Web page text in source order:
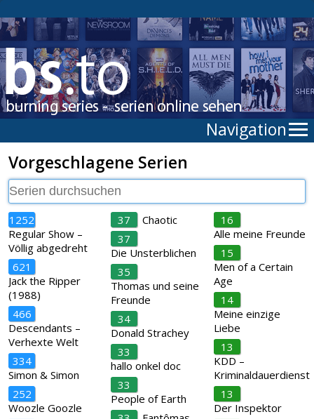
Navigation
Vorgeschlagene Serien
1252
Regular Show –
Völlig abgedreht
621
Jack the Ripper
(1988)
466
Descendants –
Verhexte Welt
334
Simon & Simon
252
Woozle Goozle
37
Chaotic
37
Die Unsterblichen
35
Thomas und seine
Freunde
34
Donald Strachey
33
hallo onkel doc
33
People of Earth
16
Alle meine Freunde
15
Men of a Certain
Age
14
Meine einzige
Liebe
13
KDD –
Kriminaldauerdienst
13
Der Inspektor